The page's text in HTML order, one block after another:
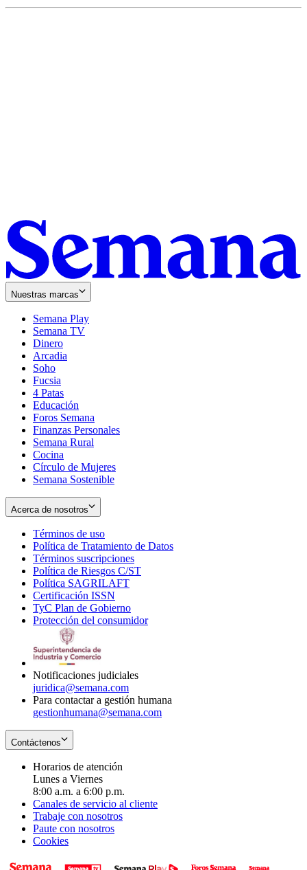
Nuestras marcas
Semana Play
Semana TV
Dinero
Arcadia
Soho
in
new
window
Fucsia
in
new
window
4 Patas
Educación
Foros Semana
Finanzas Personales
Semana Rural
Cocina
Círculo de Mujeres
Semana Sostenible
Acerca de nosotros
Términos de uso
in
new
window
Política de Tratamiento de Datos
Términos suscripciones
in
Política de Riesgos C/ST
Política SAGRILAFT
new
window
Certificación ISSN
in
new
TyC Plan de Gobierno
in
Protección del consumidorOpens
Notificaciones judiciales
juridica@semana.com
Para contactar a gestión humana
gestionhumana@semana.com
Contáctenos
Horarios de atención
Lunes a Viernes
8:00 a.m. a 6:00 p.m.
Canales de servicio al cliente
Trabaje con nosotros
Paute con nosotros
Cookies